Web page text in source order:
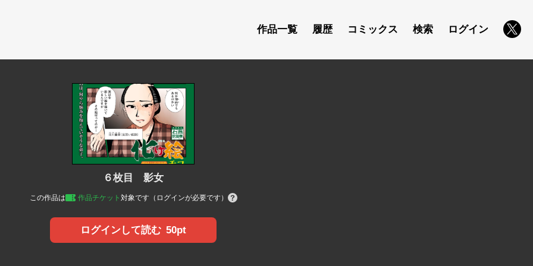
作品一覧 履歴 コミックス 検索 ログイン
６枚目 影女
この作品は 作品チケット 対象です（ログインが必要です）
ログインして読む 50pt